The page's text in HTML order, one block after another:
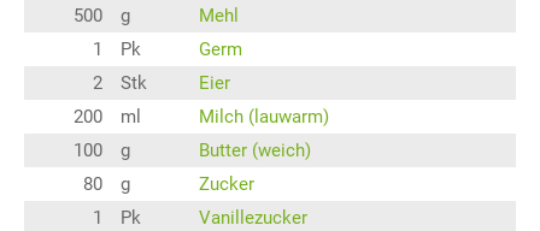
500 g
Mehl
1
Pk
Germ
2
Stk
Eier
200
ml
Milch (lauwarm)
100
g
Butter (weich)
80
g
Zucker
1
Pk
Vanillezucker